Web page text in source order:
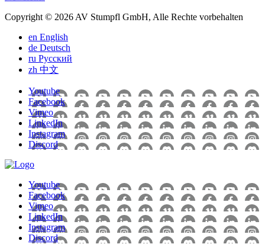
Copyright © 2026 AV Stumpfl GmbH, Alle Rechte vorbehalten
en English
de Deutsch
ru Pусский
zh 中文
Youtube
Facebook
Vimeo
LinkedIn
Instagram
Discord
Youtube
Facebook
Vimeo
LinkedIn
Instagram
Discord